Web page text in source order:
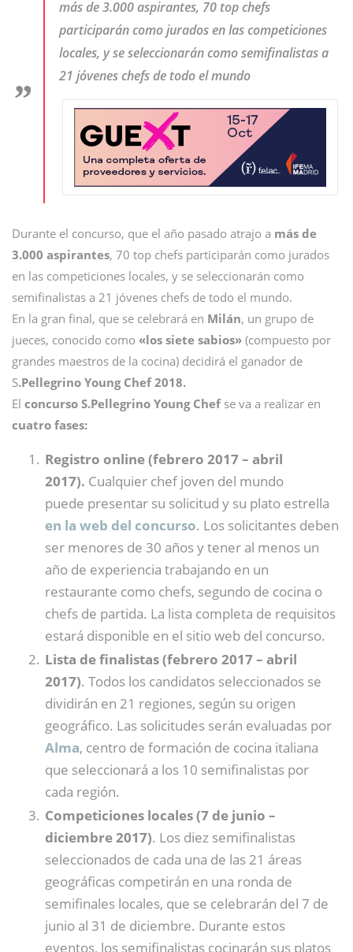
más de 3.000 aspirantes, 70 top chefs
participarán como jurados en las competiciones
locales, y se seleccionarán como semifinalistas a
21 jóvenes chefs de todo el mundo
Durante el concurso, que el año pasado atrajo a más de
3.000 aspirantes, 70 top chefs participarán como jurados
en las competiciones locales, y se seleccionarán como
semifinalistas a 21 jóvenes chefs de todo el mundo.
En la gran final, que se celebrará en Milán, un grupo de
jueces, conocido como «los siete sabios» (compuesto por
grandes maestros de la cocina) decidirá el ganador de
S.Pellegrino Young Chef 2018.
El concurso S.Pellegrino Young Chefse va a realizar en
cuatro fases:
Registro online (febrero 2017 – abril
2017). Cualquier chef joven del mundo
puede presentar su solicitud y su plato estrella
en la web del concurso. Los solicitantes deben
ser menores de 30 años y tener al menos un
año de experiencia trabajando en un
restaurante como chefs, segundo de cocina o
chefs de partida. La lista completa de requisitos
estará disponible en el sitio web del concurso.
Lista de finalistas (febrero 2017 – abril
2017). Todos los candidatos seleccionados se
dividirán en 21 regiones, según su origen
geográfico. Las solicitudes serán evaluadas por
Alma, centro de formación de cocina italiana
que seleccionará a los 10 semifinalistas por
cada región.
Competiciones locales (7 de junio –
diciembre 2017). Los diez semifinalistas
seleccionados de cada una de las 21 áreas
geográficas competirán en una ronda de
semifinales locales, que se celebrarán del 7 de
junio al 31 de diciembre. Durante estos
eventos, los semifinalistas cocinarán sus platos